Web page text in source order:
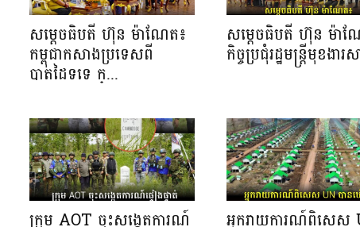
សម្ដេចធិបតី ហ៊ុន ម៉ាណែត៖
កម្ពុជាកសាងប្រទេសពី
បាតដៃទទេ ក្...
សម្ដេចធិបតី ហ៊ុន ម៉ា
កិច្ចប្រជុំរដ្ឋមន្ត្រីមុខងារ
ក្រុម AOT ចុះសង្កេតការណ៍ អ្នករាយការណ៍ពិសេស